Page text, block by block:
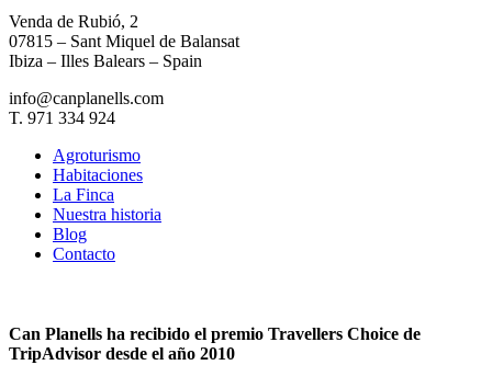
Venda de Rubió, 2
07815 – Sant Miquel de Balansat
Ibiza – Illes Balears – Spain
info@canplanells.com
T. 971 334 924
Agroturismo
Habitaciones
La Finca
Nuestra historia
Blog
Contacto
Can Planells ha recibido el premio Travellers Choice de
TripAdvisor desde el año 2010